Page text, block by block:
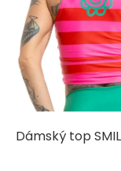
Dámský top